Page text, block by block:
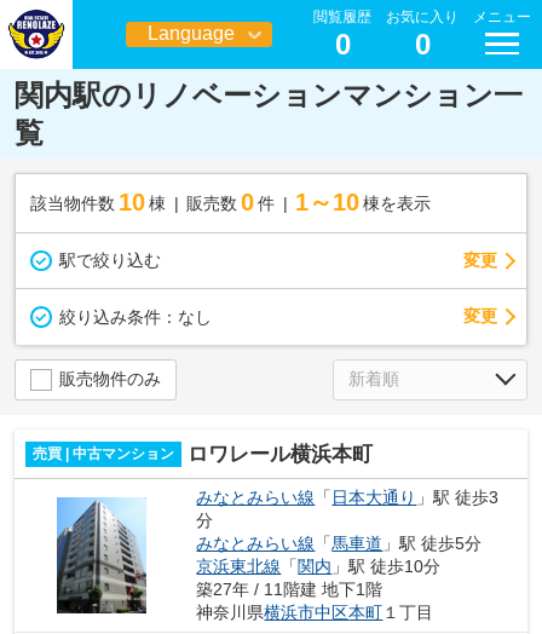
Language
日本語
閲覧履歴
0
お気に入り
0
メニュー
関内駅のリノベーションマンション一
覧
該当物件数 10棟 販売数 0 件 1～10 棟を表示
駅で絞り込む 変更
絞り込み条件： なし 変更
販売物件のみ
売買 | 中古マンション ロワレール横浜本町
みなとみらい線 「 日本大通り 」駅 徒歩3
分
みなとみらい線 「馬車道 」駅 徒歩5分
京浜東北線 「関内 」駅 徒歩10分
築27年 / 11階建 地下1階
神奈川県横浜市中区本町 １丁目